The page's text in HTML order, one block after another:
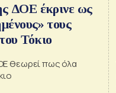
ΔΟΕ έκρινε ως
τους
Τόκιο
θεωρεί πως όλα